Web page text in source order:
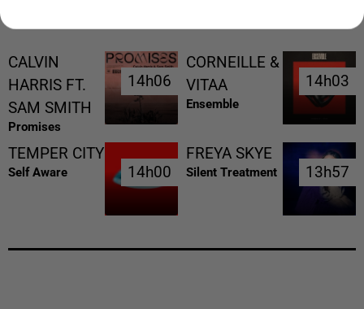
CALVIN
HARRIS FT.
SAM SMITH
Promises
14h06
14h06
CORNEILLE &
VITAA
Ensemble
14h03
14h03
TEMPER CITY
Self Aware 14h00
14h00
FREYA SKYE
Silent Treatment 13h57
13h57